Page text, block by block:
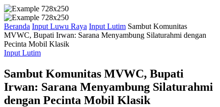
Beranda Input Luwu Raya Input Lutim Sambut Komunitas
MVWC, Bupati Irwan: Sarana Menyambung Silaturahmi dengan
Pecinta Mobil Klasik ‎
Input Lutim
Sambut Komunitas MVWC, Bupati
Irwan: Sarana Menyambung Silaturahmi
dengan Pecinta Mobil Klasik ‎